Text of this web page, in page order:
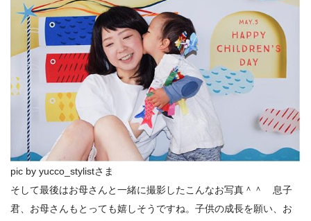
pic by yucco_stylistさま
そして最後はお母さんと一緒に撮影したこんなお写真＾＾ 息子
君、お母さんもとっても嬉しそうですね。子供の成長を願い、お